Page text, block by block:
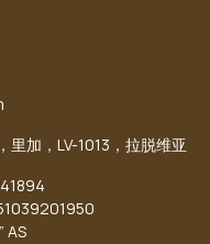
加，LV-1013，拉脱维亚
AS